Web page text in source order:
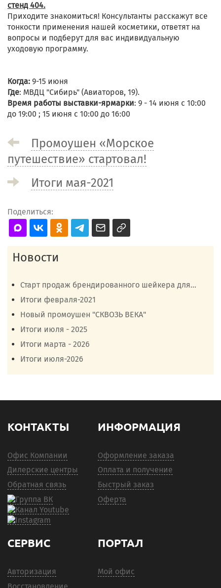
стенд 404.
Приходите знакомиться! Консультанты расскажут все
тонкости применения нашей косметики, ответят на
вопросы и подберут для вас индивидуальную
уходовую программу.
Когда: 9-15 июня
Где: МВДЦ "Сибирь" (Авиаторов, 19).
Время работы выставки-ярмарки: 9 - 14 июня с 10:00
до 19:00 ; 15 июня с 10:00 до 16:00
Промоушен «Морское
путешествие» стартовал!
Итоги мая-2021
Поделиться:
Новости
Старт продаж брендированного шейкера для...
Итоги февраля-2021
Новый промоушен "СКВОЗЬ ВЕКА"
Итоги июля - 2025
Итоги марта - 2026
Итоги июля-2026
КОНТАКТЫ
Офис Компании
Дилерские центры
Обратная связь
ИНФОРМАЦИЯ
Оформление заказа
Оплата и получение
Быстрый заказ
Оферта
СЕРВИС
Авторизация
ПОРТАЛ
Мой офис